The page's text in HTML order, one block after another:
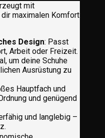
mit
maximalen Komfort
Design: Passt
Arbeit oder Freizeit.
um deine Schuhe
Ausrüstung zu
Hauptfach und
und genügend
und langlebig –